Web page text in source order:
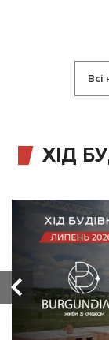
Всі
ХІД